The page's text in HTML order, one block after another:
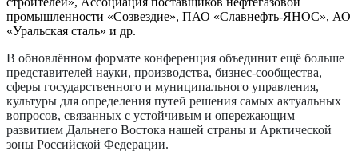
промышленности «Созвездие», ПАО «Славнефть-ЯНОС», АО
«Уральская сталь» и др.
В обновлённом формате конференция объединит ещё больше
представителей науки, производства, бизнес-сообщества,
сферы государственного и муниципального управления,
культуры для определения путей решения самых актуальных
вопросов, связанных с устойчивым и опережающим
развитием Дальнего Востока нашей страны и Арктической
зоны Российской Федерации.